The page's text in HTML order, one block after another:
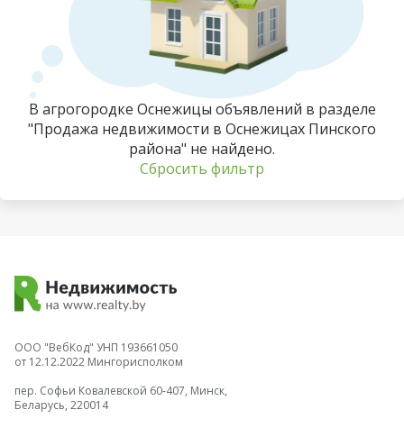
В агрогородке Оснежицы объявлений в разделе
"Продажа недвижимости в Оснежицах Пинского
района" не найдено.
Сбросить фильтр
ООО "ВебКод" УНП 193661050
от 12.12.2022 Мингорисполком
пер. Софьи Ковалевской 60-407, Минск,
Беларусь, 220014